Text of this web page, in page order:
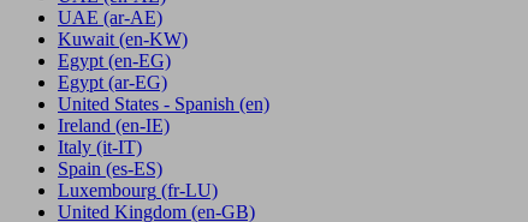
UAE (ar-AE)
Kuwait (en-KW)
Egypt (en-EG)
Egypt(ar-EG)
United States - Spanish (en)
Ireland (en-IE)
Italy (it-IT)
Spain (es-ES)
Luxembourg (fr-LU)
United Kingdom (en-GB)